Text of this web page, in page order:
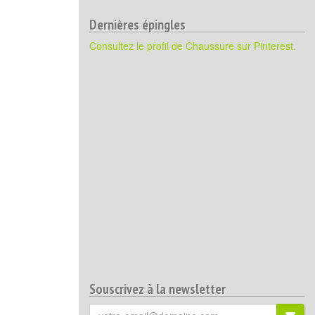
Dernières épingles
Consultez le profil de Chaussure sur Pinterest.
Souscrivez à la newsletter
Votre